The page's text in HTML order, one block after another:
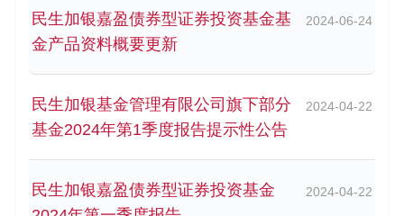
民生加银嘉盈债券型证券投资基金基
金产品资料概要更新
2024-06-24
民生加银基金管理有限公司旗下部分
基金2024年第1季度报告提示性公告
2024-04-22
民生加银嘉盈债券型证券投资基金
2024-04-22